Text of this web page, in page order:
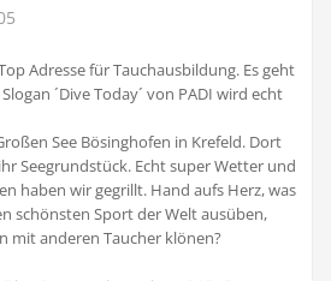
Adresse für Tauchausbildung. Es geht
´Dive Today´ von PADI wird echt
See Bösinghofen in Krefeld. Dort
Seegrundstück. Echt super Wetter und
haben wir gegrillt. Hand aufs Herz, was
schönsten Sport der Welt ausüben,
mit anderen Taucher klönen?